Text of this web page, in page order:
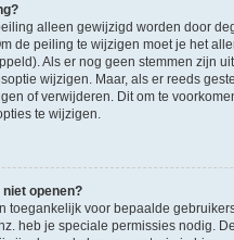
alleen gewijzigd worden door
de peiling te wijzigen moet je het
Als er nog geen stemmen zijn
wijzigen. Maar, als er reeds
of verwijderen. Dit om te
te wijzigen.
openen?
toegankelijk voor bepaalde
heb je speciale permissies nodig.